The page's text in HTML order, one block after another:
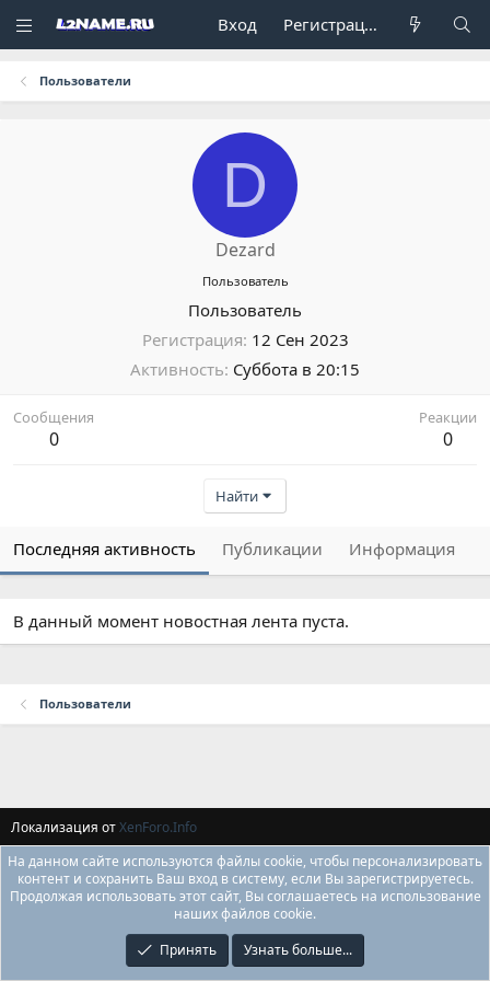
Вход Регистрация
Пользователи
D
Dezard
Пользователь
Пользователь
Регистрация 12 Сен 2023
Активность Суббота в 20:15
Сообщения
0
Реакции
0
Найти
Последняя активность Публикации Информация
В данный момент новостная лента пуста.
Пользователи
Локализация отXenForo.Info
На данном сайте используются файлы cookie, чтобы персонализировать
контент и сохранить Ваш вход в систему, если Вы зарегистрируетесь.
Продолжая использовать этот сайт, Вы соглашаетесь на использование
наших файлов cookie.
Принять
Узнать больше...